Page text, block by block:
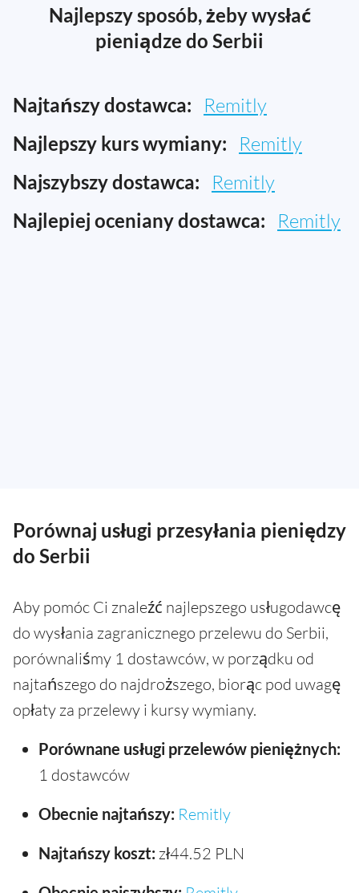
Najlepszy sposób, żeby wysłać
pieniądze do Serbii
Najtańszy dostawca: Remitly
Najlepszy kurs wymiany: Remitly
Najszybszy dostawca: Remitly
Najlepiej oceniany dostawca: Remitly
Porównaj usługi przesyłania pieniędzy
do Serbii
Aby pomóc Ci znaleźć najlepszego usługodawcę
do wysłania zagranicznego przelewu do Serbii,
porównaliśmy 1 dostawców, w porządku od
najtańszego do najdroższego, biorąc pod uwagę
opłaty za przelewy i kursy wymiany.
Porównane usługi przelewów pieniężnych:
1 dostawców
Obecnie najtańszy: Remitly
Najtańszy koszt: zł44.52 PLN